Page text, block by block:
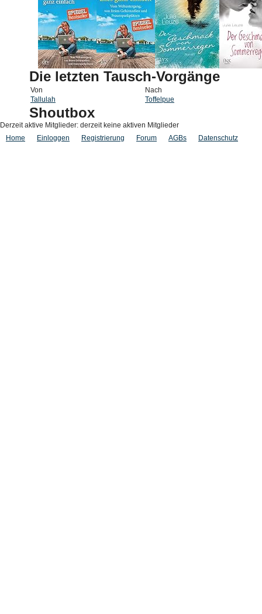
Die letzten Tausch-Vorgänge
Von
Nach
Tallulah
Toffelpue
Shoutbox
Derzeit aktive Mitglieder: derzeit keine aktiven Mitglieder
Home
Einloggen Registrierung Forum AGBs Datenschutz